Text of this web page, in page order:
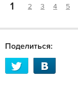
1 2 3 4 5
Поделиться: